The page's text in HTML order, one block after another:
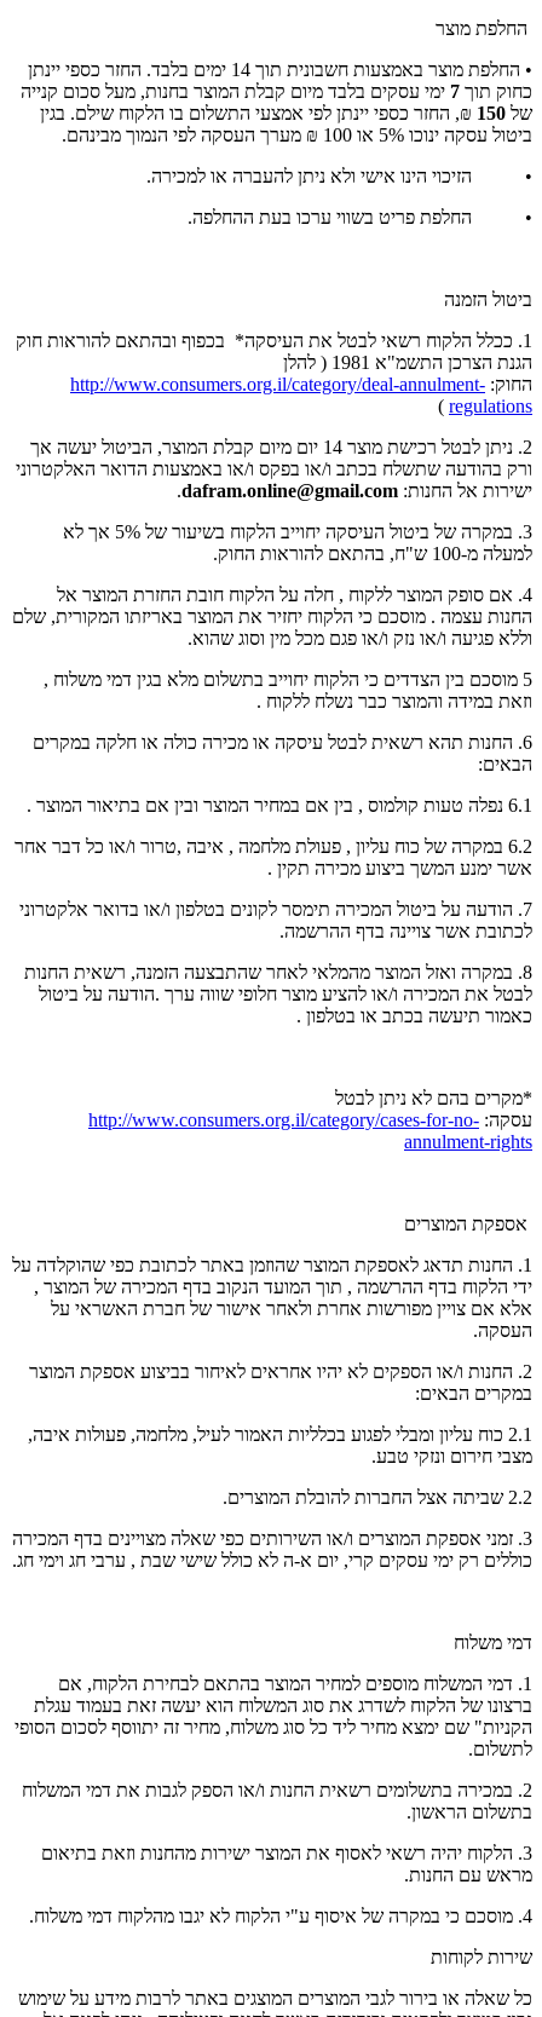
החלפת מוצר
• החלפת מוצר באמצעות חשבונית תוך 14 ימים בלבד. החזר כספי יינתן
כחוק תוך 7 ימי עסקים בלבד מיום קבלת המוצר בחנות, מעל סכום קנייה
של 150 ₪, החזר כספי יינתן לפי אמצעי התשלום בו הלקוח שילם. בגין
ביטול עסקה ינוכו 5% או 100 ₪ מערך העסקה לפי הנמוך מבינהם.
• הזיכוי הינו אישי ולא ניתן להעברה או למכירה.
• החלפת פריט בשווי ערכו בעת ההחלפה.
ביטול הזמנה
1. ככלל הלקוח רשאי לבטל את העיסקה* בכפוף ובהתאם להוראות חוק
הגנת הצרכן התשמ"א 1981 ( להלן
החוק: http://www.consumers.org.il/category/deal-annulment-
regulations
)
2. ניתן לבטל רכישת מוצר 14 יום מיום קבלת המוצר, הביטול יעשה אך
ורק בהודעה שתשלח בכתב ו/או בפקס ו/או באמצעות הדואר האלקטרוני
ישירות אל החנות: dafram.online@gmail.com
.
3. במקרה של ביטול העיסקה יחוייב הלקוח בשיעור של 5% אך לא
למעלה מ-100 ש"ח, בהתאם להוראות החוק.
4. אם סופק המוצר ללקוח , חלה על הלקוח חובת החזרת המוצר אל
החנות עצמה . מוסכם כי הלקוח יחזיר את המוצר באריזתו המקורית, שלם
וללא פגיעה ו/או נזק ו/או פגם מכל מין וסוג שהוא.
5 מוסכם בין הצדדים כי הלקוח יחוייב בתשלום מלא בגין דמי משלוח ,
וזאת במידה והמוצר כבר נשלח ללקוח .
6. החנות תהא רשאית לבטל עיסקה או מכירה כולה או חלקה במקרים
הבאים:
6.1 נפלה טעות קולמוס , בין אם במחיר המוצר ובין אם בתיאור המוצר .
6.2 במקרה של כוח עליון , פעולת מלחמה , איבה ,טרור ו/או כל דבר אחר
אשר ימנע המשך ביצוע מכירה תקין .
7. הודעה על ביטול המכירה תימסר לקונים בטלפון ו/או בדואר אלקטרוני
לכתובת אשר צויינה בדף ההרשמה.
8. במקרה ואזל המוצר מהמלאי לאחר שהתבצעה הזמנה, רשאית החנות
לבטל את המכירה ו/או להציע מוצר חלופי שווה ערך .הודעה על ביטול
כאמור תיעשה בכתב או בטלפון .
*מקרים בהם לא ניתן לבטל
עסקה: http://www.consumers.org.il/category/cases-for-no-
annulment-rights
אספקת המוצרים
1. החנות תדאג לאספקת המוצר שהוזמן באתר לכתובת כפי שהוקלדה על
ידי הלקוח בדף ההרשמה , תוך המועד הנקוב בדף המכירה של המוצר ,
אלא אם צויין מפורשות אחרת ולאחר אישור של חברת האשראי על
העסקה.
2. החנות ו/או הספקים לא יהיו אחראים לאיחור בביצוע אספקת המוצר
במקרים הבאים:
2.1 כוח עליון ומבלי לפגוע בכלליות האמור לעיל, מלחמה, פעולות איבה,
מצבי חירום ונזקי טבע.
2.2 שביתה אצל החברות להובלת המוצרים.
3. זמני אספקת המוצרים ו/או השירותים כפי שאלה מצויינים בדף המכירה
כוללים רק ימי עסקים קרי, יום א-ה לא כולל שישי שבת , ערבי חג וימי חג.
דמי משלוח
1. דמי המשלוח מוספים למחיר המוצר בהתאם לבחירת הלקוח, אם
ברצונו של הלקוח לשדרג את סוג המשלוח הוא יעשה זאת בעמוד עגלת
הקניות" שם ימצא מחיר ליד כל סוג משלוח, מחיר זה יתווסף לסכום הסופי
לתשלום.
2. במכירה בתשלומים רשאית החנות ו/או הספק לגבות את דמי המשלוח
בתשלום הראשון.
3. הלקוח יהיה רשאי לאסוף את המוצר ישירות מהחנות וזאת בתיאום
מראש עם החנות.
4. מוסכם כי במקרה של איסוף ע"י הלקוח לא יגבו מהלקוח דמי משלוח.
שירות לקוחות
כל שאלה או בירור לגבי המוצרים המוצגים באתר לרבות מידע על שימוש